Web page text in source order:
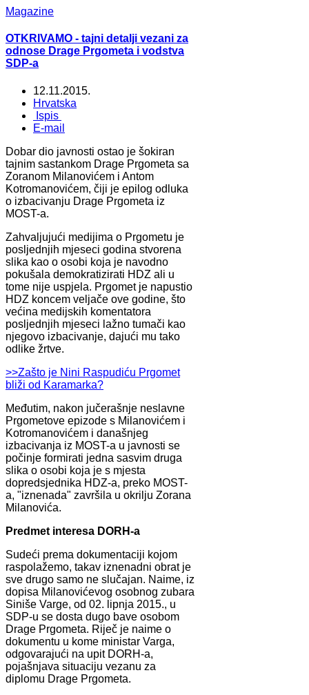
Magazine
OTKRIVAMO - tajni detalji vezani za
odnose Drage Prgometa i vodstva
SDP-a
12.11.2015.
Hrvatska
Ispis
E-mail
Dobar dio javnosti ostao je šokiran
tajnim sastankom Drage Prgometa sa
Zoranom Milanovićem i Antom
Kotromanovićem, čiji je epilog odluka
o izbacivanju Drage Prgometa iz
MOST-a.
Zahvaljujući medijima o Prgometu je
posljednjih mjeseci godina stvorena
slika kao o osobi koja je navodno
pokušala demokratizirati HDZ ali u
tome nije uspjela. Prgomet je napustio
HDZ koncem veljače ove godine, što
većina medijskih komentatora
posljednjih mjeseci lažno tumači kao
njegovo izbacivanje, dajući mu tako
odlike žrtve.
>>Zašto je Nini Raspudiću Prgomet
bliži od Karamarka?
Međutim, nakon jučerašnje neslavne
Prgometove epizode s Milanovićem i
Kotromanovićem i današnjeg
izbacivanja iz MOST-a u javnosti se
počinje formirati jedna sasvim druga
slika o osobi koja je s mjesta
dopredsjednika HDZ-a, preko MOST-
a, "iznenada" završila u okrilju Zorana
Milanovića.
Predmet interesa DORH-a
Sudeći prema dokumentaciji kojom
raspolažemo, takav iznenadni obrat je
sve drugo samo ne slučajan. Naime, iz
dopisa Milanovićevog osobnog zubara
Siniše Varge, od 02. lipnja 2015., u
SDP-u se dosta dugo bave osobom
Drage Prgometa. Riječ je naime o
dokumentu u kome ministar Varga,
odgovarajući na upit DORH-a,
pojašnjava situaciju vezanu za
diplomu Drage Prgometa.